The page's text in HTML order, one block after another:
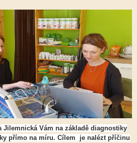
Jilemnická Vám na základě diagnostiky
přímo na míru. Cílem je nalézt příčinu